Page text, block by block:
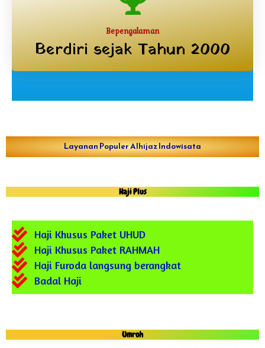
Bepengalaman
Berdiri sejak Tahun 2000
Layanan Populer Alhijaz Indowisata
Haji Plus
Haji Khusus Paket UHUD
Haji Khusus Paket RAHMAH
Haji Furoda langsung berangkat
Badal Haji
Umroh